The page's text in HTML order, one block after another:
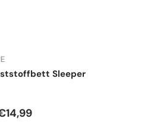
Sleeper
Preis